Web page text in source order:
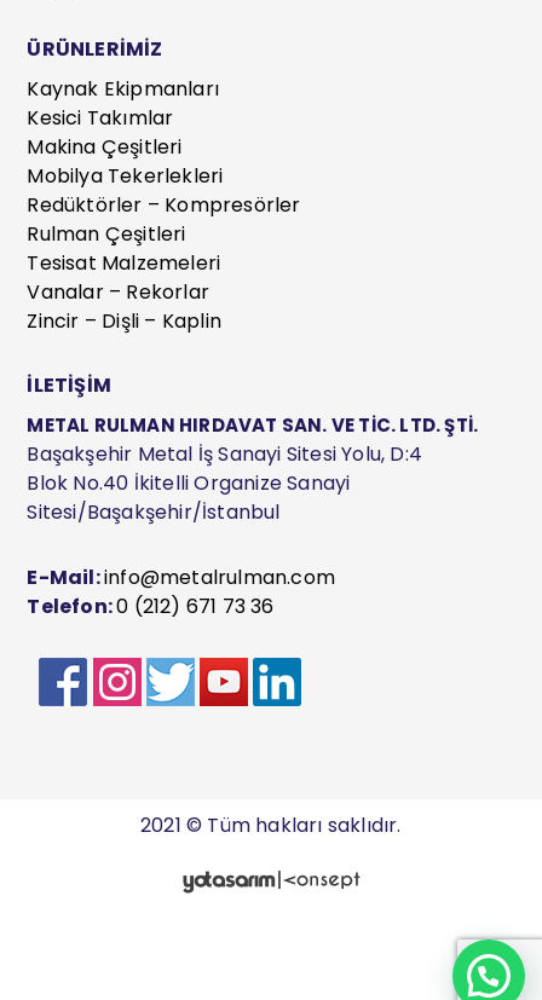
ÜRÜNLERİMİZ
Kaynak Ekipmanları
Kesici Takımlar
Makina Çeşitleri
Mobilya Tekerlekleri
Redüktörler – Kompresörler
Rulman Çeşitleri
Tesisat Malzemeleri
Vanalar – Rekorlar
Zincir – Dişli – Kaplin
İLETİŞİM
METAL RULMAN HIRDAVAT SAN. VE TİC. LTD. ŞTİ.
Başakşehir Metal İş Sanayi Sitesi Yolu, D:4
Blok No.40 İkitelli Organize Sanayi
Sitesi/Başakşehir/İstanbul
E-Mail:info@metalrulman.com
Telefon:0 (212) 671 73 36
2021 © Tüm hakları saklıdır.